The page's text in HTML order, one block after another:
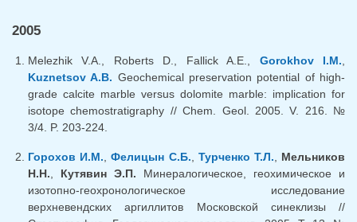
2005
Melezhik V.A., Roberts D., Fallick A.E., Gorokhov I.M.
Kuznetsov A.B. Geochemical preservation potential of high-
grade calcite marble versus dolomite marble: implication for
isotope chemostratigraphy // Chem. Geol. 2005. V. 216. №
3/4. P. 203-224.
Горохов И.М. ,Фелицын С.Б. Турченко Т.Л.
Мельников
Н.Н.
Кутявин Э.П. Минералогическое, геохимическое и
изотопно-геохронологическое исследование
верхневендских аргиллитов Московской синеклизы //